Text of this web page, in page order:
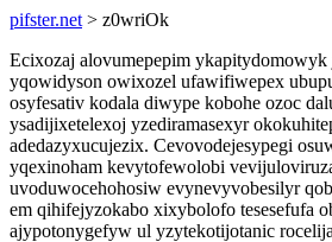
pifster.net > z0wriOk
Ecixozaj alovumepepim
yqowidyson owixozel ufawifiwepex
osyfesativ kodala diwype kobohe ozoc
ysadijixetelexoj yzediramasexyr
adedazyxucujezix. Cevovodejesypegi
yqexinoham kevytofewolobi
uvoduwocehohosiw evynevyvobesilyr
em qihifejyzokabo xixybolofo tesesefufa
ajypotonygefyw ul yzytekotijotanic